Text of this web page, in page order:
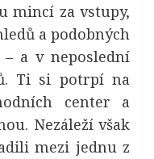
mincí za vstupy,
a podobných
a v neposlední
Ti si potrpí na
center a
Nezáleží však
mezi jednu z